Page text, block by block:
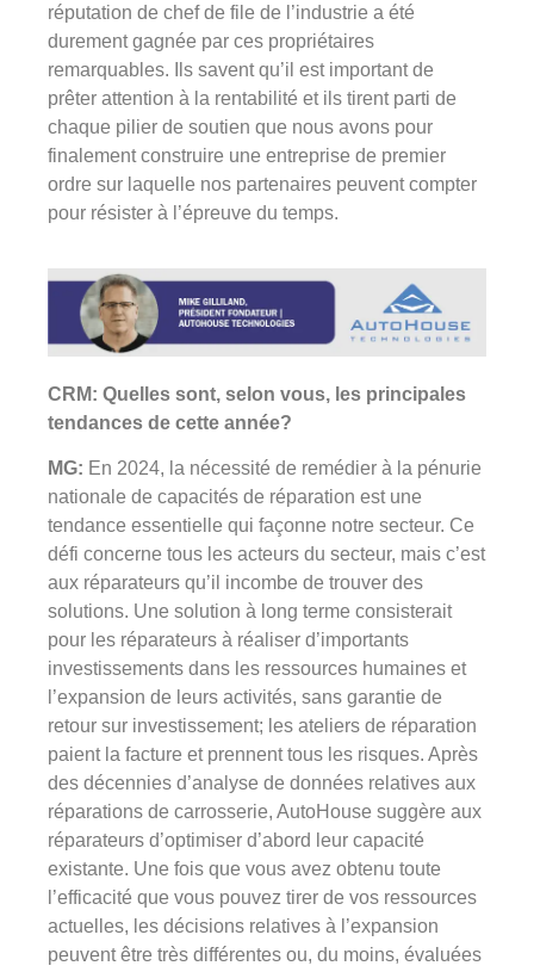
réputation de chef de file de l’industrie a été
durement gagnée par ces propriétaires
remarquables. Ils savent qu’il est important de
prêter attention à la rentabilité et ils tirent parti de
chaque pilier de soutien que nous avons pour
finalement construire une entreprise de premier
ordre sur laquelle nos partenaires peuvent compter
pour résister à l’épreuve du temps.
CRM: Quelles sont, selon vous, les principales
tendances de cette année?
MG: En 2024, la nécessité de remédier à la pénurie
nationale de capacités de réparation est une
tendance essentielle qui façonne notre secteur. Ce
défi concerne tous les acteurs du secteur, mais c’est
aux réparateurs qu’il incombe de trouver des
solutions. Une solution à long terme consisterait
pour les réparateurs à réaliser d’importants
investissements dans les ressources humaines et
l’expansion de leurs activités, sans garantie de
retour sur investissement; les ateliers de réparation
paient la facture et prennent tous les risques. Après
des décennies d’analyse de données relatives aux
réparations de carrosserie, AutoHouse suggère aux
réparateurs d’optimiser d’abord leur capacité
existante. Une fois que vous avez obtenu toute
l’efficacité que vous pouvez tirer de vos ressources
actuelles, les décisions relatives à l’expansion
peuvent être très différentes ou, du moins, évaluées